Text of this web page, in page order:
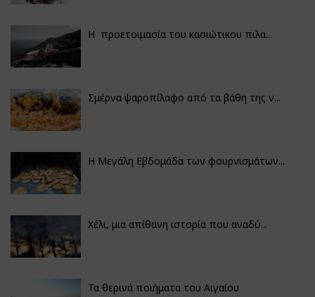
Η προετοιμασία του κασιώτικου πιλα...
Σμέρνα ψαροπίλαφο από τα βάθη της ν...
Η Μεγάλη Εβδομάδα των φουρνισμάτων...
Χέλι, μια απίθανη ιστορία που αναδύ...
Τα θερινά ποιήματα του Αιγαίου